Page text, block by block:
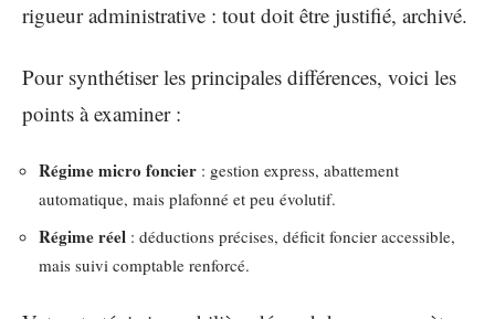
rigueur administrative : tout doit être justifié, archivé.
Pour synthétiser les principales différences, voici les
points à examiner :
Régime micro foncier : gestion express, abattement
automatique, mais plafonné et peu évolutif.
Régime réel : déductions précises, déficit foncier accessible,
mais suivi comptable renforcé.